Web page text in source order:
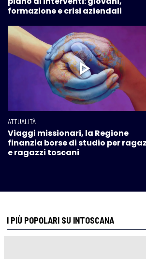
formazione e crisi aziendali
ATTUALITÀ
Viaggi missionari, la Regione
finanzia borse di studio per
e ragazzi toscani
I PIÙ POPOLARI SU INTOSCANA